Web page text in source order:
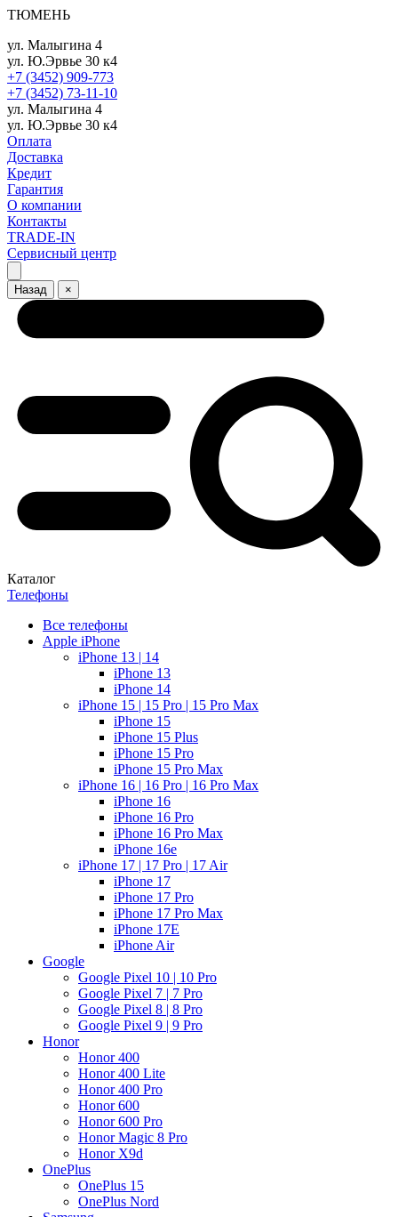
ТЮМЕНЬ
ул. Малыгина 4
ул. Ю.Эрвье 30 к4
+7 (3452) 909-773
+7 (3452) 73-11-10
ул. Малыгина 4
ул. Ю.Эрвье 30 к4
Оплата
Доставка
Кредит
Гарантия
О компании
Контакты
TRADE-IN
Сервисный центр
Назад ×
Каталог
Телефоны
Все телефоны
Apple iPhone
iPhone 13 | 14
iPhone 13
iPhone 14
iPhone 15 | 15 Pro | 15 Pro Max
iPhone 15
iPhone 15 Plus
iPhone 15 Pro
iPhone 15 Pro Max
iPhone 16 | 16 Pro | 16 Pro Max
iPhone 16
iPhone 16 Pro
iPhone 16 Pro Max
iPhone 16e
iPhone 17 | 17 Pro | 17 Air
iPhone 17
iPhone 17 Pro
iPhone 17 Pro Max
iPhone 17E
iPhone Air
Google
Google Pixel 10 | 10 Pro
Google Pixel 7 | 7 Pro
Google Pixel 8 | 8 Pro
Google Pixel 9 | 9 Pro
Honor
Honor 400
Honor 400 Lite
Honor 400 Pro
Honor 600
Honor 600 Pro
Honor Magic 8 Pro
Honor X9d
OnePlus
OnePlus 15
OnePlus Nord